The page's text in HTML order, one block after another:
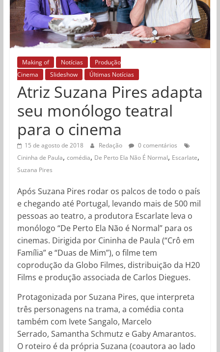
Making of Notícias
Produção
Cinema
Slideshow Últimas Notícias
Atriz Suzana Pires adapta
seu monólogo teatral
para o cinema
15 de agosto de 2018 Redação
0 comentários
Cininha de Paula, comédia, De Perto Ela Não É Normal, Escarlate,
Suzana Pires
Após Suzana Pires ​rodar os palcos de todo o país
e chegando até Portugal, levando mais de 500 mil
pessoas ao teatro, a produtora Escarlate leva o
monólogo “De Perto Ela Não é Normal” para os
cinemas. Dirigida por Cininha de Paula (“Crô em
Família” e “Duas de Mim”), o filme tem
coprodução da Globo Filmes, distribuição da H20
Films e produção associada de Carlos Diegues.
Protagonizada por Suzana Pires, que interpreta
três personagens na trama, a comédia conta
também com Ivete Sangalo, Marcelo
Serrado, Samantha Schmutz e Gaby Amarantos.
O roteiro é da própria Suzana (coautora ao lado